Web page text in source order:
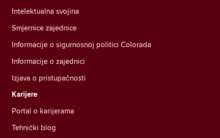
Intelektualna svojina
Smjernice zajednice
Informacije o sigurnosnoj politici Colorada
Informacije o zajednici
Izjava o pristupačnosti
Karijere
Portal o karijerama
Tehnički blog